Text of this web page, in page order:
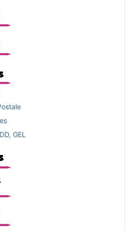
GEL